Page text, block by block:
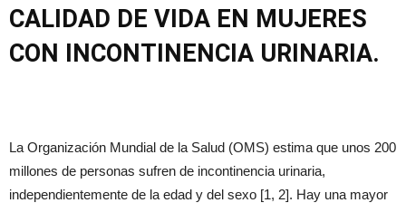
CALIDAD DE VIDA EN MUJERES
CON INCONTINENCIA URINARIA.
La Organización Mundial de la Salud (OMS) estima que unos 200
millones de personas sufren de incontinencia urinaria,
independientemente de la edad y del sexo [1, 2]. Hay una mayor